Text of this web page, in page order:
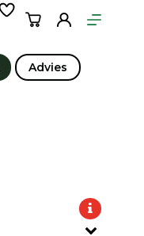
Winkelwagen
Advies